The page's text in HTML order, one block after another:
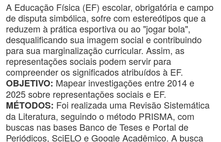
A Educação Física (EF) escolar, obrigatória e campo
de disputa simbólica, sofre com estereótipos que a
reduzem à prática esportiva ou ao "jogar bola",
desqualificando sua imagem social e contribuindo
para sua marginalização curricular. Assim, as
representações sociais podem servir para
compreender os significados atribuídos à EF.
OBJETIVO: Mapear investigações entre 2014 e
2025 sobre representações sociais e EF.
MÉTODOS: Foi realizada uma Revisão Sistemática
da Literatura, seguindo o método PRISMA, com
buscas nas bases Banco de Teses e Portal de
Periódicos, SciELO e Google Acadêmico. A busca